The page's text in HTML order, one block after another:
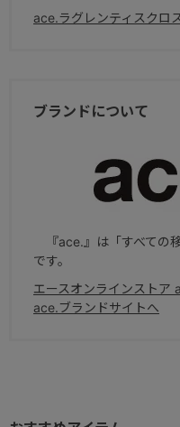
ace.ラグレンティスクロ
ブランドについて
『ace.』は「すべての
です。
エースオンラインストア
ace.ブランドサイトへ